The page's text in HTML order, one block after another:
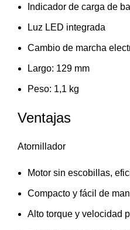
Indicador de carga de
Luz LED integrada
Cambio de marcha
Largo: 129 mm
Peso: 1,1 kg
Ventajas
Atornillador
Motor sin escobillas,
Compacto y fácil de
Alto torque y velocidad